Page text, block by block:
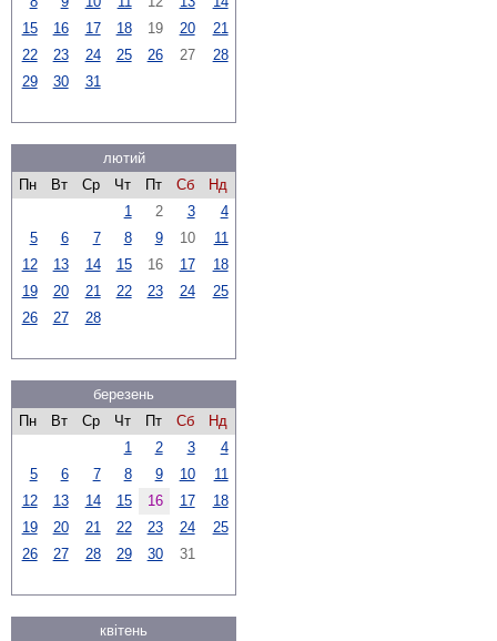
15
16 17 18 19 20
21
22
23 24 25 26 27
28
29
30 31
лютий
Пн
Вт Ср Чт Пт Сб
Нд
1
2 3
4
5
6 7 8 9 10
11
12
13 14 15 16 17
18
19
20 21 22 23 24
25
26
27 28
березень
Пн
Вт Ср Чт Пт Сб
Нд
1
2 3
4
5
6 7 8 9 10
11
12
13 14 15 16 17
18
19
20 21 22 23 24
25
26
27 28 29 30 31
квітень